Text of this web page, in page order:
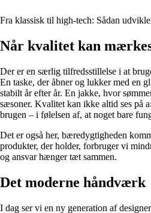
Fra klassisk til high-tech: Sådan
Når kvalitet kan
Der er en særlig tilfredsstillelse i at
En taske, der åbner og lukker med en
stabilt år efter år. En jakke, hvor
sæsoner. Kvalitet kan ikke altid ses på
brugen – i følelsen af, at noget bare
Det er også her, bæredygtigheden
produkter, der holder, forbruger vi
og ansvar hænger tæt sammen.
Det moderne håndværk
I dag ser vi en ny generation af